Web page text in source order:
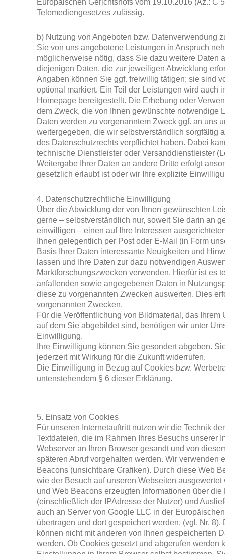
Europäischen Gerichtshofs vom 19.10.2016 (Az.: C
Telemediengesetzes zulässig.
b) Nutzung von Angeboten bzw. Datenverwendung
Sie von uns angebotene Leistungen in Anspruch
möglicherweise nötig, dass Sie dazu weitere Daten
diejenigen Daten, die zur jeweiligen Abwicklung
Angaben können Sie ggf. freiwillig tätigen; sie sind
optional markiert. Ein Teil der Leistungen wird auch
Homepage bereitgestellt. Die Erhebung oder
dem Zweck, die von Ihnen gewünschte notwendige
Daten werden zu vorgenanntem Zweck ggf. an uns
weitergegeben, die wir selbstverständlich sorgfältig
des Datenschutzrechts verpflichtet haben. Dabei
technische Dienstleister oder Versanddienstleister
Weitergabe Ihrer Daten an andere Dritte erfolgt
gesetzlich erlaubt ist oder wir Ihre explizite
4. Datenschutzrechtliche Einwilligung
Über die Abwicklung der von Ihnen gewünschten
gerne – selbstverständlich nur, soweit Sie darin an
einwilligen – einen auf Ihre Interessen
Ihnen gelegentlich per Post oder E-Mail (in Form
Basis Ihrer Daten interessante Neuigkeiten und
lassen und Ihre Daten zur dazu notwendigen
Marktforschungszwecken verwenden. Hierfür ist es
anfallenden sowie angegebenen Daten in
diese zu vorgenannten Zwecken auswerten. Dies
vorgenannten Zwecken.
Für die Veröffentlichung von Bildmaterial, das Ihrem
auf dem Sie abgebildet sind, benötigen wir unter
Einwilligung.
Ihre Einwilligung können Sie gesondert abgeben.
jederzeit mit Wirkung für die Zukunft widerrufen.
Die Einwilligung in Bezug auf Cookies bzw.
untenstehendem § 6 dieser Erklärung.
5. Einsatz von Cookies
Für unseren Internetauftritt nutzen wir die Technik
Textdateien, die im Rahmen Ihres Besuchs unserer
Webserver an Ihren Browser gesandt und von
späteren Abruf vorgehalten werden. Wir verwenden
Beacons (unsichtbare Grafiken). Durch diese Web
wie der Besuch auf unseren Webseiten
und Web Beacons erzeugten Informationen über
(einschließlich der IPAdresse der Nutzer) und
auch an Server von Google LLC in der
übertragen und dort gespeichert werden. (vgl. Nr.
können nicht mit anderen von Ihnen gespeicherten
werden. Ob Cookies gesetzt und abgerufen werden